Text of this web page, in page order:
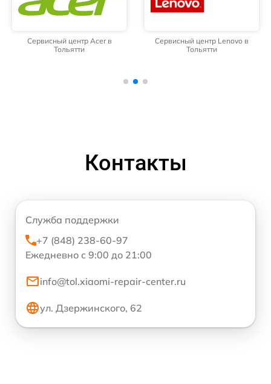
Сервисный центр Acer в
Тольятти
Сервисный центр Lenovo в
Тольятти
Контакты
Служба поддержки
+7 (848) 238-60-97
Ежедневно с 9:00 до 21:00
info@tol.xiaomi-repair-center.ru
ул. Дзержинского, 62